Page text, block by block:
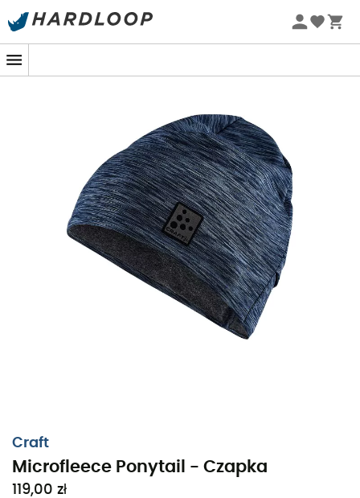
Letnie promocje 🔥 -5% DODATKOWO przy zakupie 2
Craft
Microfleece Ponytail - Czapka
119,00 zł